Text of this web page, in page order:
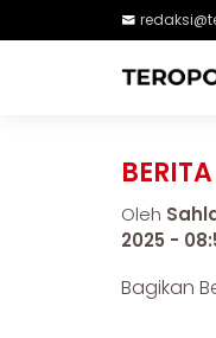
BERITA
Oleh
2025 -
Bagikan